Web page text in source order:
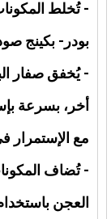
- تُخلط
بودر- بكينج
- يُخفق صفار
أخر، بسرعة
مع الإستمرار
- تُضاف
العجن